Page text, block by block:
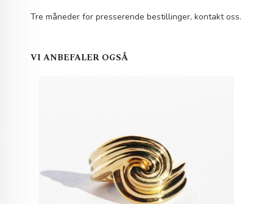
Tre måneder for presserende bestillinger, kontakt oss.
VI ANBEFALER OGSÅ